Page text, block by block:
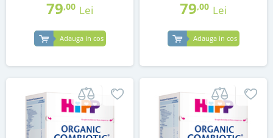
79,00 Lei
Adauga in cos
79,00 Lei
Adauga in cos